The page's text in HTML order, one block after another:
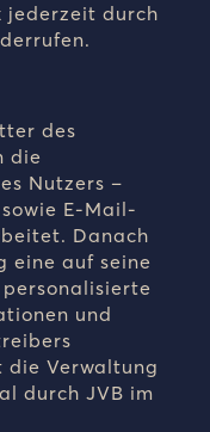
jederzeit durch
.
des
die
Nutzers –
E-Mail-
Danach
eine auf seine
und
die Verwaltung
durch JVB im